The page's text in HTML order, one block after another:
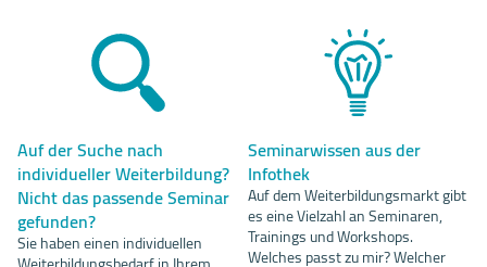
Auf der Suche nach
individueller Weiterbildung?
Nicht das passende Seminar
gefunden?
Sie haben einen individuellen
Seminarwissen aus der
Infothek
Auf dem Weiterbildungsmarkt gibt
es eine Vielzahl an Seminaren,
Trainings und Workshops.
Welches passt zu mir? Welcher